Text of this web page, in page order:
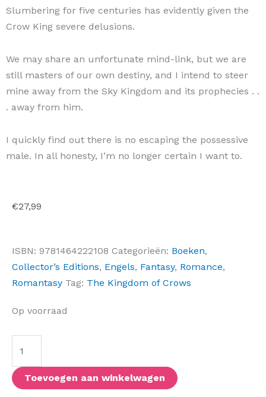
Slumbering for five centuries has evidently given the
Crow King severe delusions.
We may share an unfortunate mind-link, but we are
still masters of our own destiny, and I intend to steer
mine away from the Sky Kingdom and its prophecies . .
. away from him.
I quickly find out there is no escaping the possessive
male. In all honesty, I’m no longer certain I want to.
€27,99
ISBN: 9781464222108 Categorieën: Boeken,
Collector’s Editions, Engels, Fantasy, Romance,
Romantasy Tag: The Kingdom of Crows
Op voorraad
House
Hearts
(Deluxe
Edition)
Toevoegen aan winkelwagen